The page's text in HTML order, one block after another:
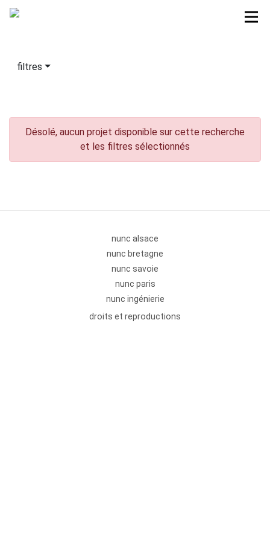
filtres
Désolé, aucun projet disponible sur cette recherche
et les filtres sélectionnés
nunc alsace
nunc bretagne
nunc savoie
nunc paris
nunc ingénierie
droits et reproductions